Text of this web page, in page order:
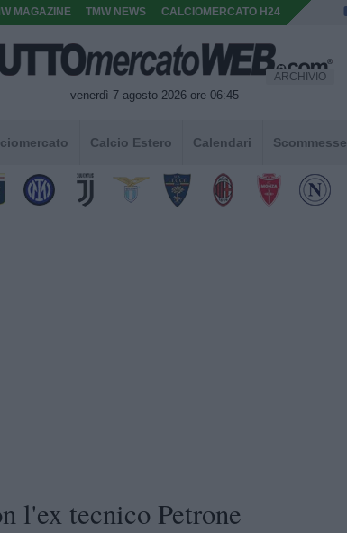
MAGAZINE TMW NEWS CALCIOMERCATO H24
venerdì 7 agosto 2026 ore 06:45
ARCHIVIO
Calcio Estero Calendari Scommesse
l'ex tecnico Petrone